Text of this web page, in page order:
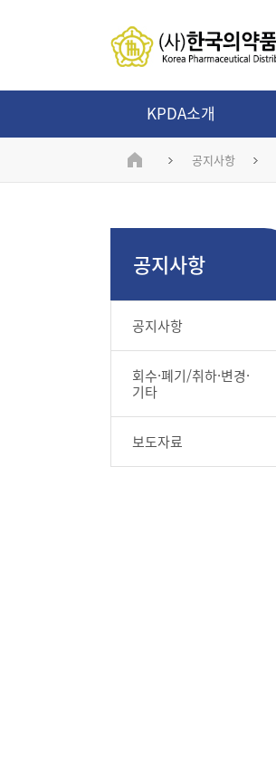
KPDA소개
공지사항
공지사항
공지사항
회수·폐기/취하·변경·
기타
보도자료